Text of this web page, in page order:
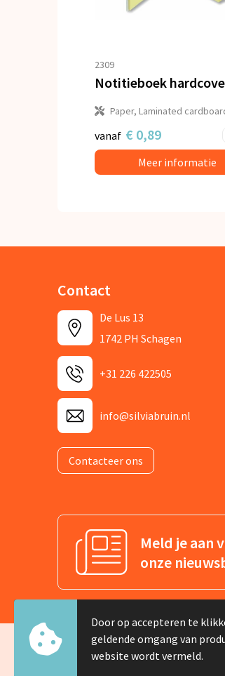
2309
Notitieboek
Paper, Laminated
vanaf € 0,89
Meer informatie
Contact
De Lus 13
1742 PH Schagen
+31 226 422505
info@silviabruin.nl
Contacteer ons
Meld je aan
onze
© Copyright Silvia Bruin reclame-
Door op accepteren te
geldende omgang van
website wordt vermeld.